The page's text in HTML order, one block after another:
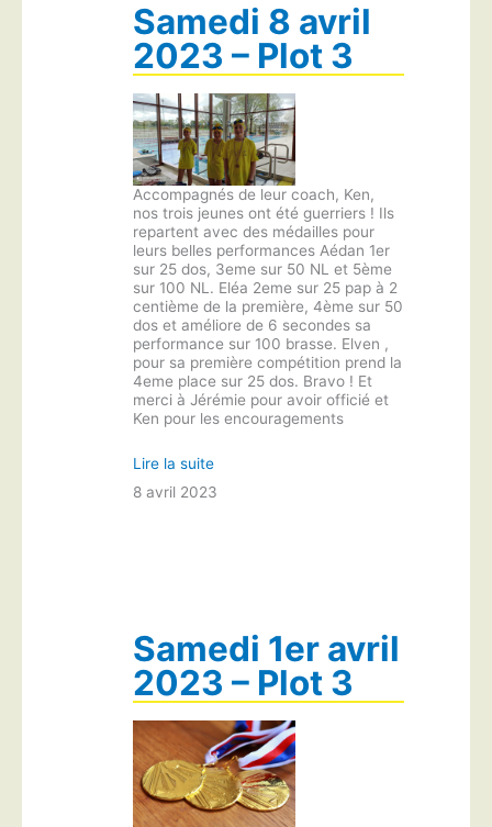
Samedi 8 avril
2023 – Plot 3
Accompagnés de leur coach, Ken,
nos trois jeunes ont été guerriers ! Ils
repartent avec des médailles pour
leurs belles performances Aédan 1er
sur 25 dos, 3eme sur 50 NL et 5ème
sur 100 NL. Eléa 2eme sur 25 pap à 2
centième de la première, 4ème sur 50
dos et améliore de 6 secondes sa
performance sur 100 brasse. Elven ,
pour sa première compétition prend la
4eme place sur 25 dos. Bravo ! Et
merci à Jérémie pour avoir officié et
Ken pour les encouragements
Lire la suite
8 avril 2023
Samedi 1er avril
2023 – Plot 3